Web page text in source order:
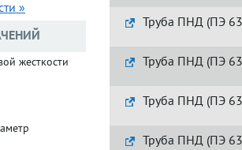
Труба ПНД (ПЭ
Труба ПНД (ПЭ
Труба ПНД (ПЭ
Труба ПНД (ПЭ
»
жесткости